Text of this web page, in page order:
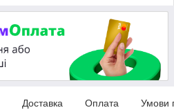
Доставка Оплата Умови